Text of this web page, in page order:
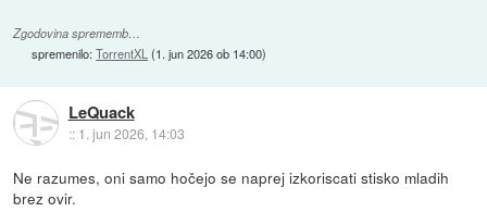
Zgodovina sprememb…
spremenilo:TorrentXL (1. jun 2026 ob 14:00)
LeQuack
:: 1. jun 2026, 14:03
Ne razumes, oni samo hočejo se naprej izkoriscati stisko mladih
brez ovir.